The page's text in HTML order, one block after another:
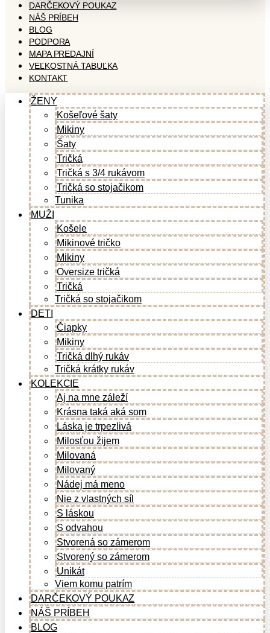
DARČEKOVÝ POUKAZ
NÁŠ PRÍBEH
BLOG
PODPORA
MAPA PREDAJNÍ
VEĽKOSTNÁ TABUĽKA
KONTAKT
ŽENY
Košeľové šaty
Mikiny
Šaty
Tričká
Tričká s 3/4 rukávom
Tričká so stojačikom
Tunika
MUŽI
Košele
Mikinové tričko
Mikiny
Oversize tričká
Tričká
Tričká so stojačikom
DETI
Čiapky
Mikiny
Tričká dlhý rukáv
Tričká krátky rukáv
KOLEKCIE
Aj na mne záleží
Krásna taká aká som
Láska je trpezlivá
Milosťou žijem
Milovaná
Milovaný
Nádej má meno
Nie z vlastných síl
S láskou
S odvahou
Stvorená so zámerom
Stvorený so zámerom
Unikát
Viem komu patrím
DARČEKOVÝ POUKAZ
NÁŠ PRÍBEH
BLOG